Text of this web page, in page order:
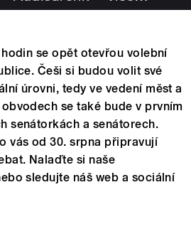
se opět otevřou volební
Češi si budou volit své
úrovni, tedy ve vedení měst a
se také bude v prvním
senátorkách a senátorech.
vás od 30. srpna připravují
Nalaďte si naše
sledujte náš web a sociální